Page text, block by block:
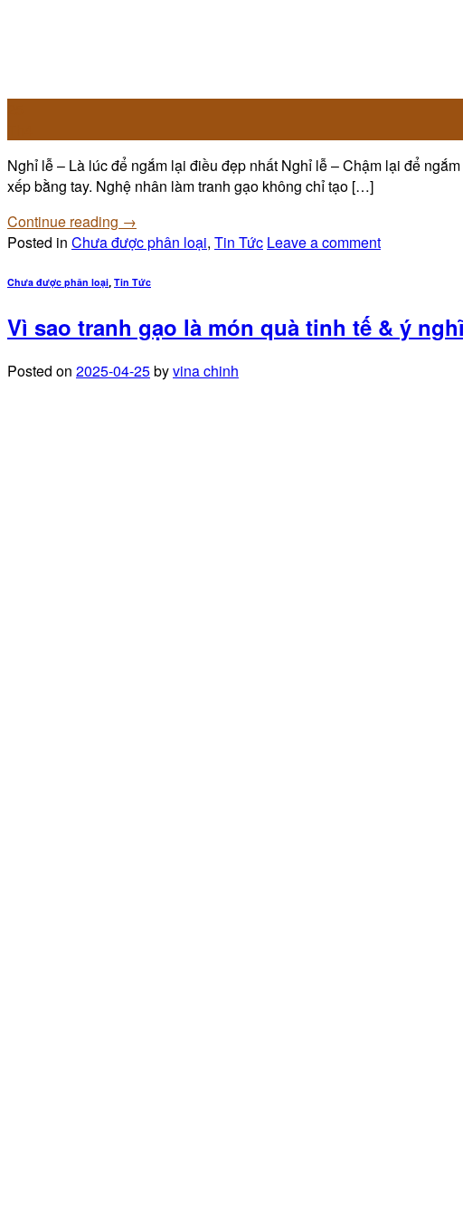
Nghỉ lễ – Là lúc để ngắm lại điều đẹp nhất Nghỉ lễ – Chậm lại để
xếp bằng tay. Nghệ nhân làm tranh gạo không chỉ tạo […]
Continue reading →
Posted in Chưa được phân loại, Tin Tức Leave a comment
Chưa được phân loại, Tin Tức
Vì sao tranh gạo là món quà tinh tế & ý
Posted on 2025-04-25byvina chinh